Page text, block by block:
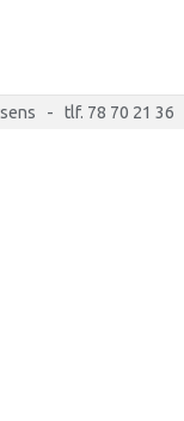
- tlf. 78 70 21 36